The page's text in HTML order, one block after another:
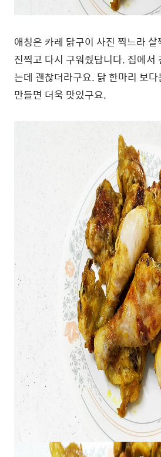
애칭은 카레 닭구이 사진 찍느라
진찍고 다시 구워줬답니다. 집에서
는데 괜찮더라구요. 닭 한마리 보
만들면 더욱 맛있구요.